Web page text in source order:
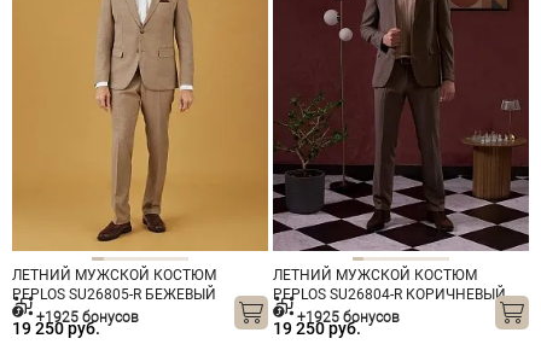
ЛЕТНИЙ МУЖСКОЙ КОСТЮМ
PEPLOS SU26805-R БЕЖЕВЫЙ
19 250 руб.
+1925 бонусов
ЛЕТНИЙ МУЖСКОЙ КОСТЮМ
PEPLOS SU26804-R КОРИЧНЕВЫЙ
19 250 руб.
+1925 бонусов